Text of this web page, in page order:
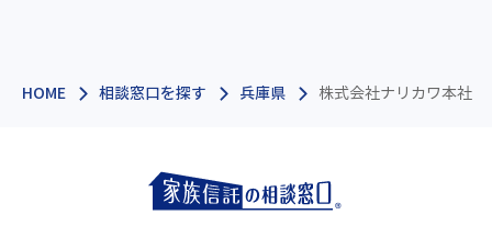
HOME 相談窓口を探す 兵庫県 株式会社ナリカワ本社